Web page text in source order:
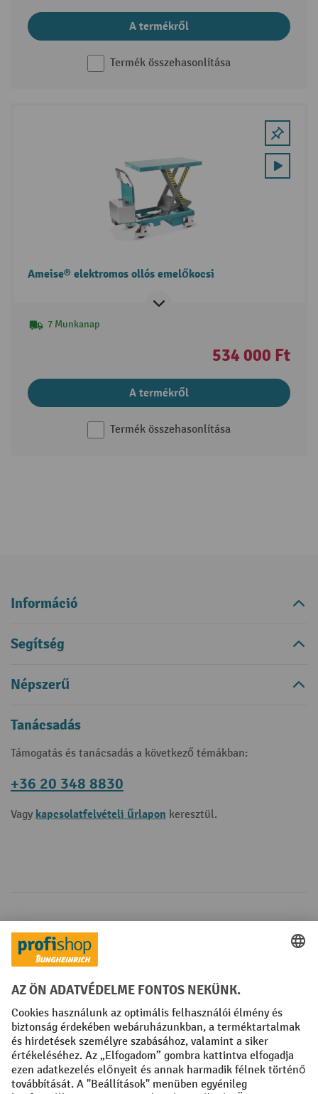
A termékről
Termék összehasonlítása
Ameise® elektromos ollós emelőkocsi
7 Munkanap
534 000 Ft
A termékről
Termék összehasonlítása
Információ
Segítség
Népszerű
Tanácsadás
Támogatás és tanácsadás a következő témákban:
+36 20 348 8830
Vagy kapcsolatfelvételi űrlapon keresztül.
Fizetési lehetőségek
Creditcard (Master)Creditcard (Visa)
Előrefizetés
Közösségi Média
Facebook
YouTube
LinkedIn
Instagram